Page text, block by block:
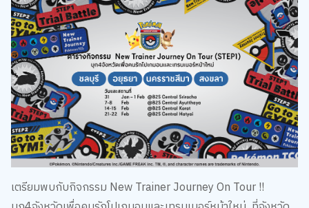
เตรียมพบกับกิจกรรม New Trainer Journey On Tour !!